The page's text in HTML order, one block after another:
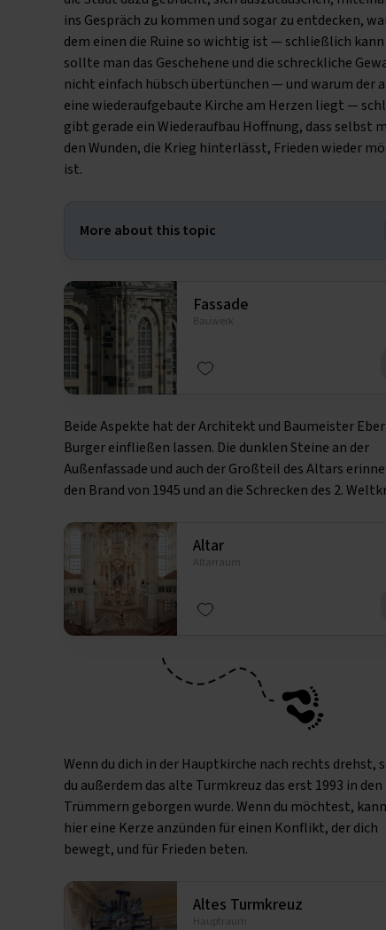
ins Gespräch zu kommen und sogar zu entdecken,
dem einen die Ruine so wichtig ist — schließlich kann
sollte man das Geschehene und die schreckliche
nicht einfach hübsch übertünchen — und warum der
eine wiederaufgebaute Kirche am Herzen liegt —
gibt gerade ein Wiederaufbau Hoffnung, dass selbst
den Wunden, die Krieg hinterlässt, Frieden wieder
ist.
More about this topic
Fassade
Bauwerk
Beide Aspekte hat der Architekt und Baumeister
Burger einfließen lassen. Die dunklen Steine an der
Außenfassade und auch der Großteil des Altars
den Brand von 1945 und an die Schrecken des 2.
Altar
Altarraum
Wenn du dich in der Hauptkirche nach rechts drehst,
du außerdem das alte Turmkreuz das erst 1993 in den
Trümmern geborgen wurde. Wenn du möchtest,
hier eine Kerze anzünden für einen Konflikt, der dich
bewegt, und für Frieden beten.
Altes Turmkreuz
Hauptraum